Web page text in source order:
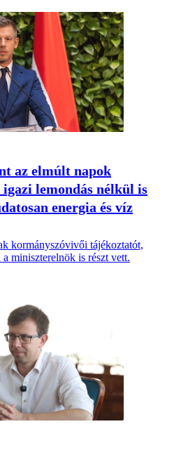
az elmúlt napok
lemondás nélkül is
energia és víz
kormányszóvivői tájékoztatót,
miniszterelnök is részt vett.